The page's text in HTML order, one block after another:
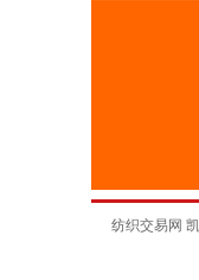
纺织交易网